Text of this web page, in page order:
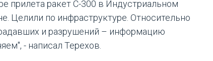
прилета ракет С-300 в Индустриальном
Целили по инфраструктуре. Относительно
и разрушений – информацию
- написал Терехов.